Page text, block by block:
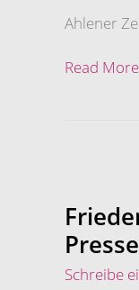
Ahlener
Read
Schreibe
I
Renner
2022